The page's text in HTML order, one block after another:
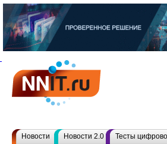
Новости Новости 2.0 Тесты